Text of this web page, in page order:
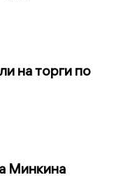
на торги по
Минкина